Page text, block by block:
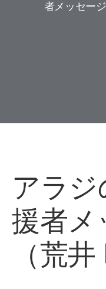
者メッセー
アラ
援者メ
（荒井